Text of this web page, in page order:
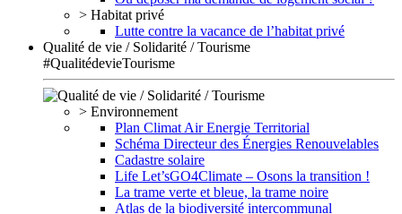
> Habitat privé
Lutte contre la vacance de l’habitat privé
Qualité de vie / Solidarité / Tourisme
#QualitédevieTourisme
> Environnement
Plan Climat Air Energie Territorial
Schéma Directeur des Énergies Renouvelables
Cadastre solaire
Life Let’sGO4Climate – Osons la transition !
La trame verte et bleue, la trame noire
Atlas de la biodiversité intercommunal